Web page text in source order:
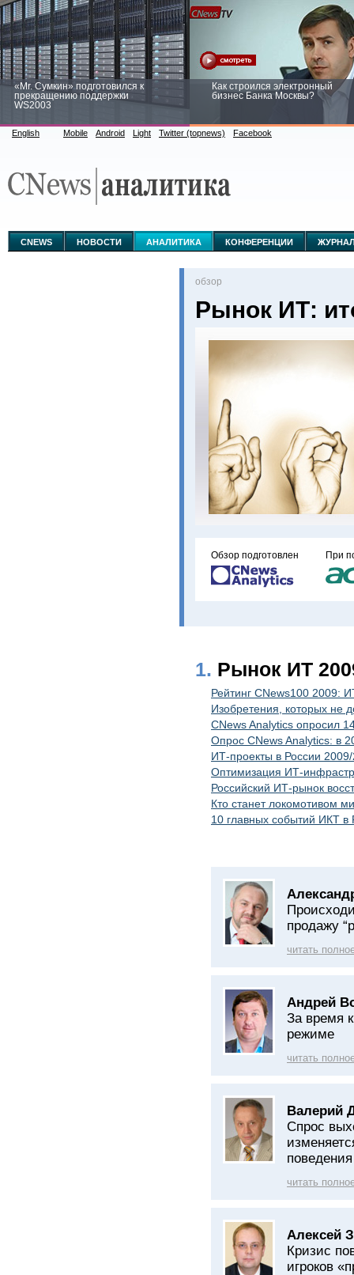
«Mr. Сумкин» подготовился к
прекращению поддержки
WS2003
Как строился электронный
бизнес Банка Москвы?
аналитике
English Mobile Android Light Twitter (topnews) Facebook
CNEWS НОВОСТИ АНАЛИТИКА КОНФЕРЕНЦИИ
oбзор
Рынок ИТ:
Обзор подготовлен При
1. Рынок ИТ
Рейтинг CNews100 2009:
Изобретения, которых не
CNews Analytics опросил
Опрос CNews Analytics: в
ИТ-проекты в России
Оптимизация ИТ-
Российский ИТ-рынок
Кто станет локомотивом
10 главных событий ИКТ в
продажу
читать
Андрей
За время
режиме
читать
Валерий
Спрос
поведения
читать
Алексей
Кризис
игроков